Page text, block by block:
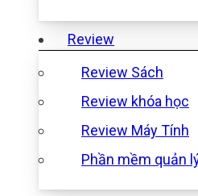
Review
Review Sách
Review khóa học
Review Máy Tính
Phần mềm quản